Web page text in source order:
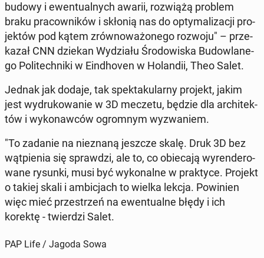
budowy i ewen­tu­al­nych awarii, roz­wią­żą problem
braku pra­cow­ni­ków i skłonią nas do opty­ma­li­za­cji pro­
jek­tów pod kątem zrów­no­wa­żo­ne­go rozwoju" – prze­
ka­zał CNN dziekan Wy­dzia­łu Śro­do­wi­ska Bu­dow­la­ne­
go Po­li­tech­ni­ki w Ein­dho­ven w Ho­lan­dii, Theo Salet.
Jednak jak dodaje, tak spek­ta­ku­lar­ny projekt, jakim
jest wy­dru­ko­wa­nie w 3D meczetu, będzie dla ar­chi­tek­
tów i wy­ko­naw­ców ogrom­nym wy­zwa­niem.
"To zadanie na nie­zna­ną jeszcze skalę. Druk 3D bez
wąt­pie­nia się spraw­dzi, ale to, co obie­ca­ją wy­ren­de­ro­
wa­ne rysunki, musi być wy­ko­nal­ne w prak­ty­ce. Projekt
o takiej skali i am­bi­cjach to wielka lekcja. Po­wi­nien
więc mieć prze­strzeń na ewen­tu­al­ne błędy i ich
korektę - twier­dzi Salet.
PAP Life / Jagoda Sowa